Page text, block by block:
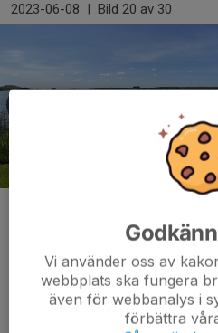
2023-06-08 | Bild 20 av 30
Vi använder oss av
webbplats ska fungera
även för webbanalys i
förbättra